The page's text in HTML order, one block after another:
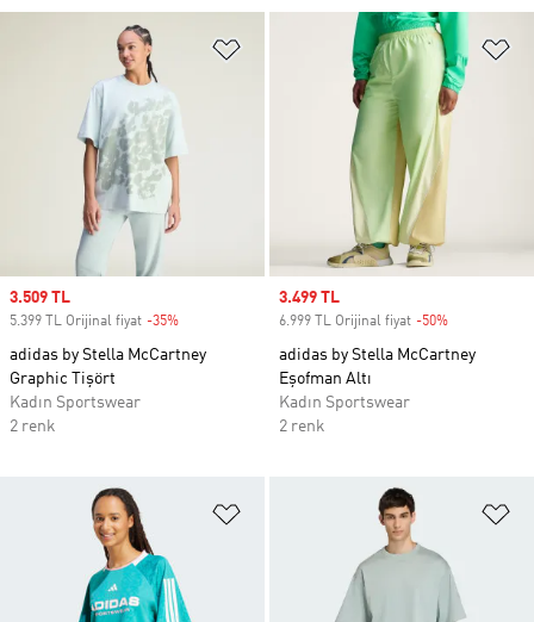
Favori Listesine Ekle
Sale price
3.509 TL
5.399 TL Orijinal fiyat -35%
adidas by Stella McCartney
Graphic Tişört
Kadın Sportswear
2 renk
Sale price
3.499 TL
6.999 TL Orijinal fiyat -50%
adidas by Stella McCartney
Eşofman Altı
Kadın Sportswear
2 renk
Favori Listesine Ekle